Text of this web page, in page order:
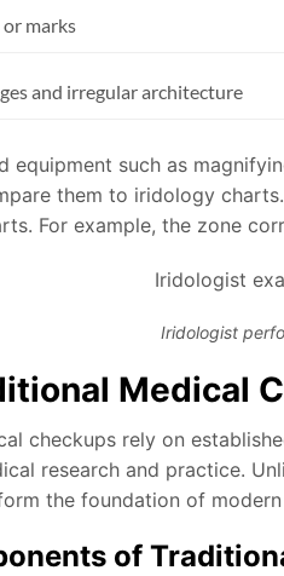
marks
and irregular architecture
equipment such as
them to iridology
For example, the zone
Iridologist
Medical
checkups rely on
research and practice.
the foundation of
of